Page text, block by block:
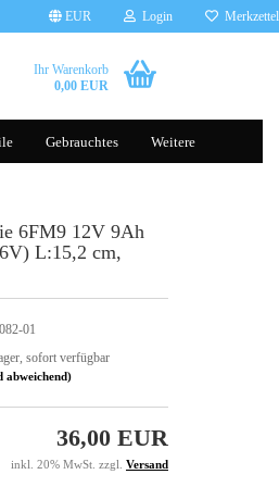
EUR Login Merkzettel
Ihr Warenkorb
0,00 EUR
Rucksäcke
Transporttaschen Balance
Silikonhüllen
Gebrauchtes Weitere
6FM9 12V 9Ah
L:15,2 cm,
01
sofort verfügbar
abweichend)
36,00 EUR
inkl. 20% MwSt. zzgl. Versand